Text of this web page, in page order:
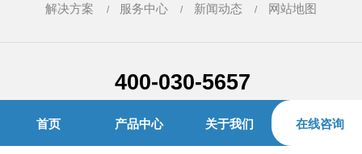
解决方案 服务中心 新闻动态 网站地图
400-030-5657
青岛贝尔智能科技有限公司 版权所有
地址：山东省青岛市崂山区株洲路20号海信创智谷A座5层
首页 产品中心 关于我们 在线咨询